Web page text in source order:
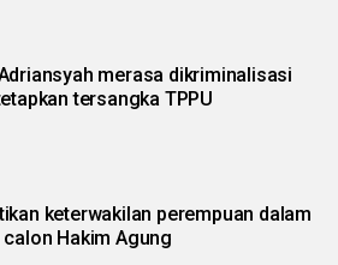
merasa dikriminalisasi
tersangka TPPU
keterwakilan perempuan dalam
Hakim Agung